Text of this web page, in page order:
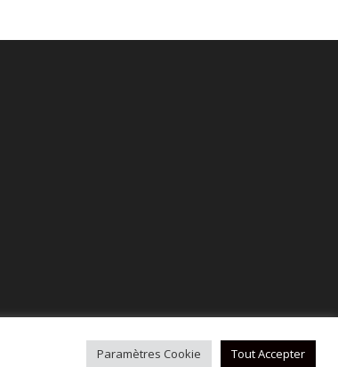
Paramètres Cookie Tout Accepter